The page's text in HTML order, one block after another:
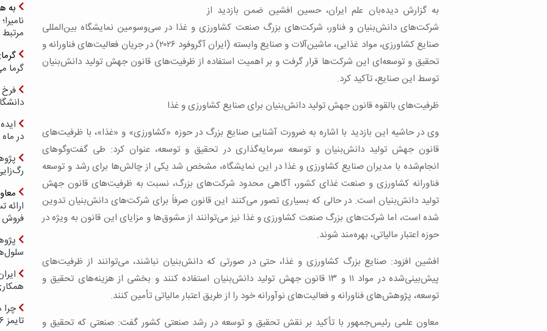
به گزارش دیده‌بان علم ایران، حسین افشین ضمن بازدید از
شرکت‌های دانش‌بنیان و فناور، شرکت‌های بزرگ صنعت کشاورزی و غذا در سی‌وسومین نمایشگاه بین‌المللی
صنایع کشاورزی، مواد غذایی، ماشین‌آلات و صنایع وابسته (ایران آگروفود ۲۰۲۶) در جریان فعالیت‌های فناورانه و
تحقیق و توسعه‌ای این شرکت‌ها قرار گرفت و بر اهمیت استفاده از ظرفیت‌های قانون جهش تولید دانش‌بنیان
توسط این صنایع، تآکید کرد.
ظرفیت‌های بالقوه قانون جهش تولید دانش‌بنیان برای صنایع کشاورزی و غذا
وی در حاشیه این بازدید با اشاره به ضرورت آشنایی صنایع بزرگ در حوزه «کشاورزی» و «غذا»، با ظرفیت‌های
قانون جهش تولید دانش‌بنیان و توسعه سرمایه‌گذاری در تحقیق و توسعه، عنوان کرد: طی گفت‌وگوهای
انجام‌شده با مدیران صنایع کشاورزی و غذا در این نمایشگاه، مشخص شد یکی از چالش‌ها برای رشد و توسعه
فناورانه کشاورزی و صنعت غذای کشور، آگاهی محدود شرکت‌های بزرگ، نسبت به ظرفیت‌های قانون جهش
تولید دانش‌بنیان است. در حالی که بسیاری تصور می‌کنند این قانون صرفاً برای شرکت‌های دانش‌بنیان تدوین
شده است، اما شرکت‌های بزرگ صنعت کشاورزی و غذا نیز می‌توانند از مشوق‌ها و مزایای این قانون به ویژه در
حوزه اعتبار مالیاتی، بهره‌مند شوند.
افشین افزود: صنایع بزرگ کشاورزی و غذا، حتی در صورتی که دانش‌بنیان نباشند، می‌توانند از ظرفیت‌های
پیش‌بینی‌شده در مواد ۱۱ و ۱۳ قانون جهش تولید دانش‌بنیان استفاده کنند و بخشی از هزینه‌های تحقیق و
توسعه، پژوهش‌های فناورانه و فعالیت‌های نوآورانه خود را از طریق اعتبار مالیاتی تأمین کنند.
معاون علمی رئیس‌جمهور با تأکید بر نقش تحقیق و توسعه در رشد صنعتی کشور گفت: صنعتی که تحقیق و
به
گرما
در
فروش
چرا
تایمز ۲۰۲۶ حضور ندارد؟